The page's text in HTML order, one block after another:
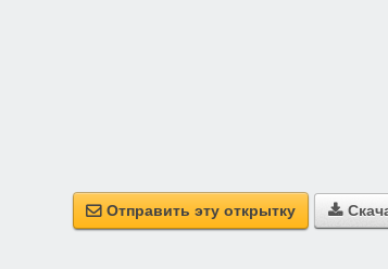
 Отправить эту открытку 